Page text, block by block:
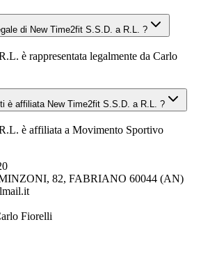
di New Time2fit S.S.D. a R.L. ?
è rappresentata legalmente da Carlo
è affiliata New Time2fit S.S.D. a R.L. ?
è affiliata a Movimento Sportivo
82, FABRIANO 60044 (AN)
Fiorelli